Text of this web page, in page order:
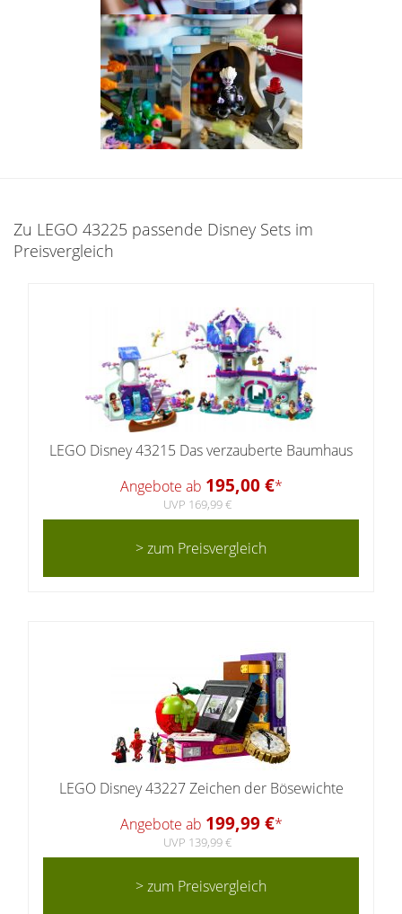
Zu LEGO 43225 passende Disney Sets im
Preisvergleich
LEGO Disney 43215 Das verzauberte Baumhaus
Angebote ab 195,00 €*
UVP 169,99 €
> zum Preisvergleich
LEGO Disney 43227 Zeichen der Bösewichte
Angebote ab 199,99 €*
UVP 139,99 €
> zum Preisvergleich